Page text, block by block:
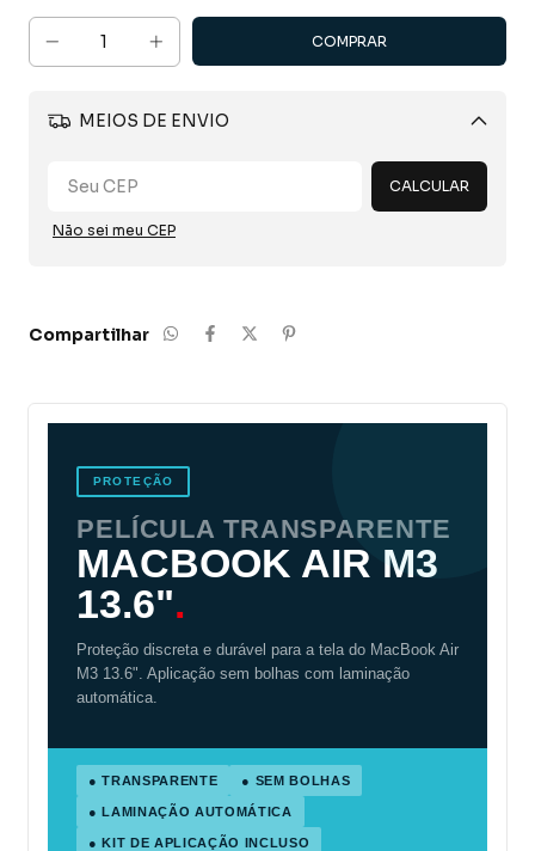
MEIOS DE ENVIO
Alterar CEP
CALCULAR
Não sei meu CEP
Compartilhar
PROTEÇÃO
PELÍCULA TRANSPARENTE
MACBOOK AIR M3
13.6".
Proteção discreta e durável para a tela do MacBook Air
M3 13.6". Aplicação sem bolhas com laminação
automática.
● TRANSPARENTE ● SEM BOLHAS
● LAMINAÇÃO AUTOMÁTICA
● KIT DE APLICAÇÃO INCLUSO